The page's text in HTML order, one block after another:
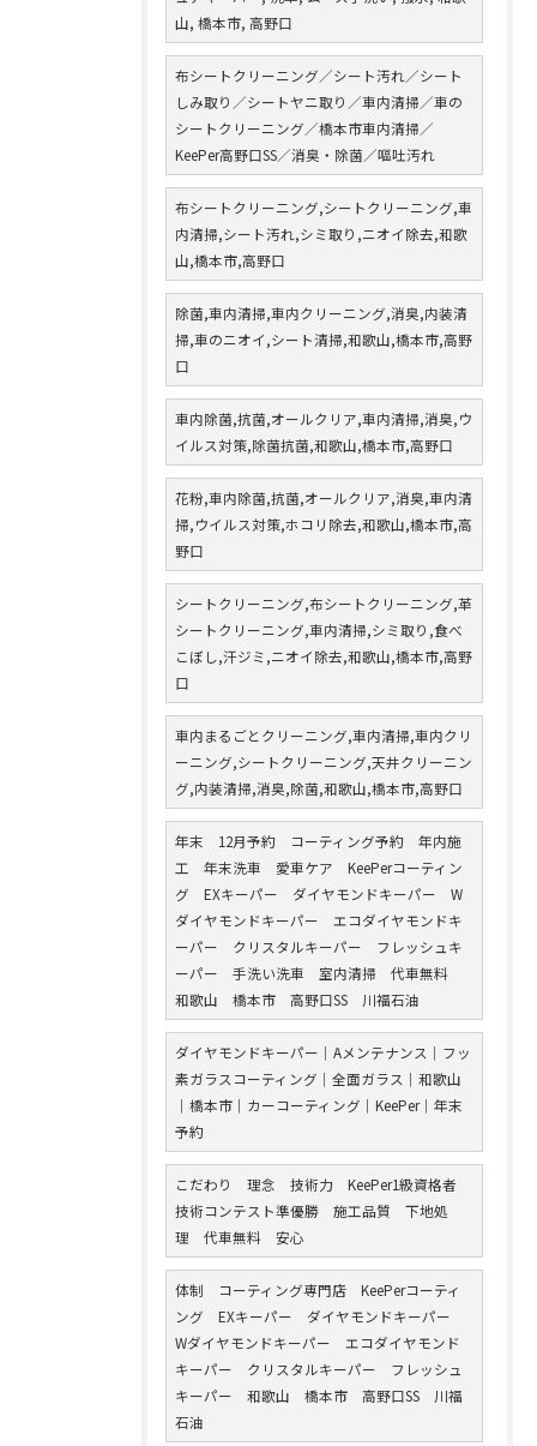
山, 橋本市, 高野口
布シートクリーニング／シート汚れ／シート
しみ取り／シートヤニ取り／車内清掃／車の
シートクリーニング／橋本市車内清掃／
KeePer高野口SS／消臭・除菌／嘔吐汚れ
布シートクリーニング,シートクリーニング,車
内清掃,シート汚れ,シミ取り,ニオイ除去,和歌
山,橋本市,高野口
除菌,車内清掃,車内クリーニング,消臭,内装清
掃,車のニオイ,シート清掃,和歌山,橋本市,高野
口
車内除菌,抗菌,オールクリア,車内清掃,消臭,ウ
イルス対策,除菌抗菌,和歌山,橋本市,高野口
花粉,車内除菌,抗菌,オールクリア,消臭,車内清
掃,ウイルス対策,ホコリ除去,和歌山,橋本市,高
野口
シートクリーニング,布シートクリーニング,革
シートクリーニング,車内清掃,シミ取り,食べ
こぼし,汗ジミ,ニオイ除去,和歌山,橋本市,高野
口
車内まるごとクリーニング,車内清掃,車内クリ
ーニング,シートクリーニング,天井クリーニン
グ,内装清掃,消臭,除菌,和歌山,橋本市,高野口
年末 12月予約 コーティング予約 年内施
工 年末洗車 愛車ケア KeePerコーティン
グ EXキーパー ダイヤモンドキーパー W
ダイヤモンドキーパー エコダイヤモンドキ
ーパー クリスタルキーパー フレッシュキ
ーパー 手洗い洗車 室内清掃 代車無料
和歌山 橋本市 高野口SS 川福石油
ダイヤモンドキーパー｜Aメンテナンス｜フッ
素ガラスコーティング｜全面ガラス｜和歌山
｜橋本市｜カーコーティング｜KeePer｜年末
予約
こだわり 理念 技術力 KeePer1級資格者
技術コンテスト準優勝 施工品質 下地処
理 代車無料 安心
体制 コーティング専門店 KeePerコーティ
ング EXキーパー ダイヤモンドキーパー
Wダイヤモンドキーパー エコダイヤモンド
キーパー クリスタルキーパー フレッシュ
キーパー 和歌山 橋本市 高野口SS 川福
石油